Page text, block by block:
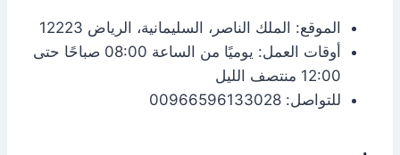
الموقع: الملك الناصر، السليمانية، الرياض 12223
أوقات العمل: يوميًا من الساعة 08:00 صباحًا حتى
12:00 منتصف الليل
للتواصل: 00966596133028